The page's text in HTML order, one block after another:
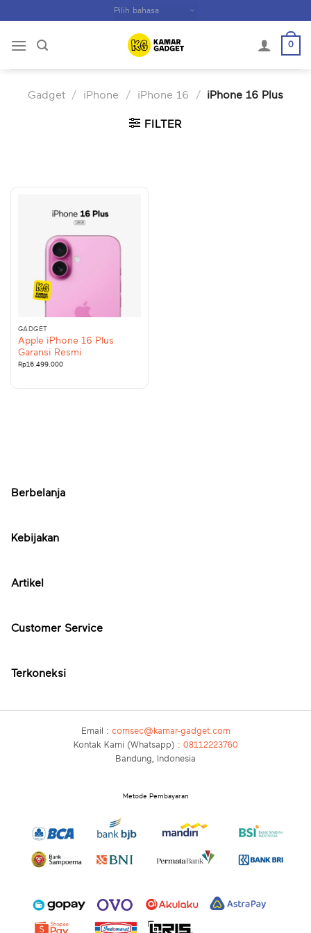
content
0
Gadget / iPhone / iPhone 16 / iPhone 16 Plus
FILTER
GADGET
Apple iPhone 16 Plus
Garansi Resmi
Rp16.499.000
Berbelanja
Kebijakan
Artikel
Customer Service
Terkoneksi
Email : comsec@kamar-gadget.com
Kontak Kami (Whatsapp) : 08112223760
Bandung, Indonesia
Metode Pembayaran